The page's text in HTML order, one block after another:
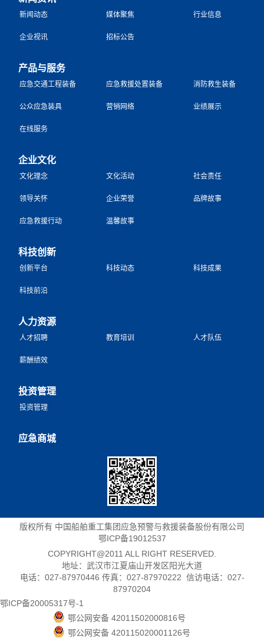
新闻动态 媒体聚焦 行业信息
企业视讯 招标公告
产品与服务
应急交通工程装备 应急救援处置装备 消防救生装备
公众应急装具 营销网络 业绩展示
在线服务
企业文化
文化理念 文化活动 社会责任
领导关怀 企业荣誉 品牌故事
应急救援行动 温馨故事
科技创新
创新平台 科技动态 科技成果
科技前沿
人力资源
人才招聘 教育培训 人才队伍
薪酬绩效
投资管理
投资管理
应急商城
版权所有 中国船舶重工集团应急预警与救援装备股份有限公司
鄂ICP备19012537
COPYRIGHT@2011 ALL RIGHT RESERVED.
地址：武汉市江夏庙山开发区阳光大道
电话：027-87970446 传真：027-87970222 信访电话：027-
87970204
鄂ICP备20005317号-1
鄂公网安备 42011502000816号
鄂公网安备 420115020001126号